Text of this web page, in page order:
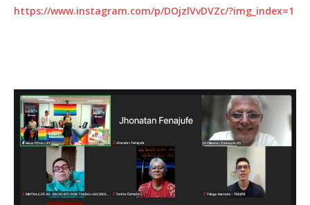
https://www.instagram.com/p/DOjzlVvDVZc/?img_index=1